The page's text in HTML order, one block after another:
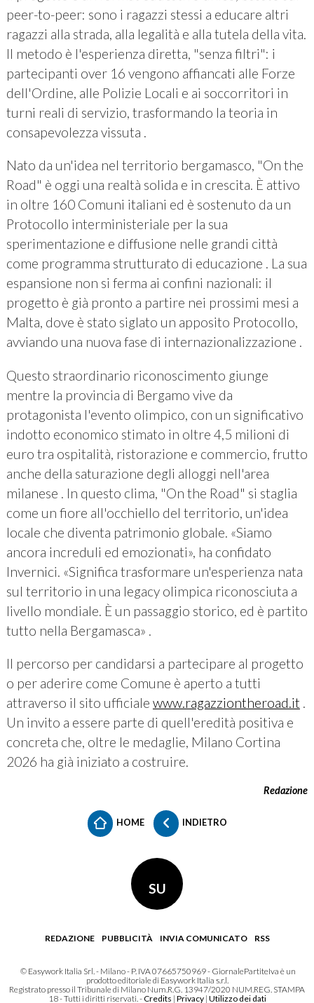
peer-to-peer: sono i ragazzi stessi a educare altri
ragazzi alla strada, alla legalità e alla tutela della vita.
Il metodo è l'esperienza diretta, "senza filtri": i
partecipanti over 16 vengono affiancati alle Forze
dell'Ordine, alle Polizie Locali e ai soccorritori in
turni reali di servizio, trasformando la teoria in
consapevolezza vissuta .
Nato da un'idea nel territorio bergamasco, "On the
Road" è oggi una realtà solida e in crescita. È attivo
in oltre 160 Comuni italiani ed è sostenuto da un
Protocollo interministeriale per la sua
sperimentazione e diffusione nelle grandi città
come programma strutturato di educazione . La sua
espansione non si ferma ai confini nazionali: il
progetto è già pronto a partire nei prossimi mesi a
Malta, dove è stato siglato un apposito Protocollo,
avviando una nuova fase di internazionalizzazione .
Questo straordinario riconoscimento giunge
mentre la provincia di Bergamo vive da
protagonista l'evento olimpico, con un significativo
indotto economico stimato in oltre 4,5 milioni di
euro tra ospitalità, ristorazione e commercio, frutto
anche della saturazione degli alloggi nell'area
milanese . In questo clima, "On the Road" si staglia
come un fiore all'occhiello del territorio, un'idea
locale che diventa patrimonio globale. «Siamo
ancora increduli ed emozionati», ha confidato
Invernici. «Significa trasformare un'esperienza nata
sul territorio in una legacy olimpica riconosciuta a
livello mondiale. È un passaggio storico, ed è partito
tutto nella Bergamasca» .
Il percorso per candidarsi a partecipare al progetto
o per aderire come Comune è aperto a tutti
attraverso il sito ufficiale www.ragazziontheroad.it .
Un invito a essere parte di quell'eredità positiva e
concreta che, oltre le medaglie, Milano Cortina
2026 ha già iniziato a costruire.
Redazione
HOME INDIETRO
SU
REDAZIONE PUBBLICITÀ INVIA COMUNICATO RSS
© Easywork Italia Srl. - Milano - P. IVA 07665750969 - GiornalePartiteIva è un
prodotto editoriale di Easywork Italia s.r.l.
Registrato presso il Tribunale di Milano Num.R.G. 13947/2020 NUM.REG. STAMPA
18 - Tutti i diritti riservati. -Credits | Privacy| Utilizzo dei dati